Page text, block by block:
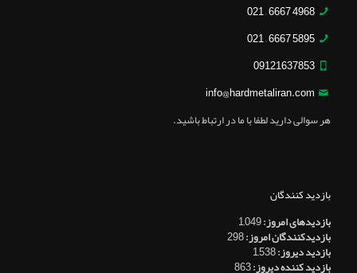
4968 6667 – 021
5895 6667 – 021
09121637853
info@hardmetaliran.com
هر سوالی دارید لطفا با ما در ارتباط باشید.
بازدید کنندگان
بازدیدهای امروز:1,049
بازدیدکنندگان امروز:298
بازدید دیروز:1,538
بازدید کننده دیروز:863